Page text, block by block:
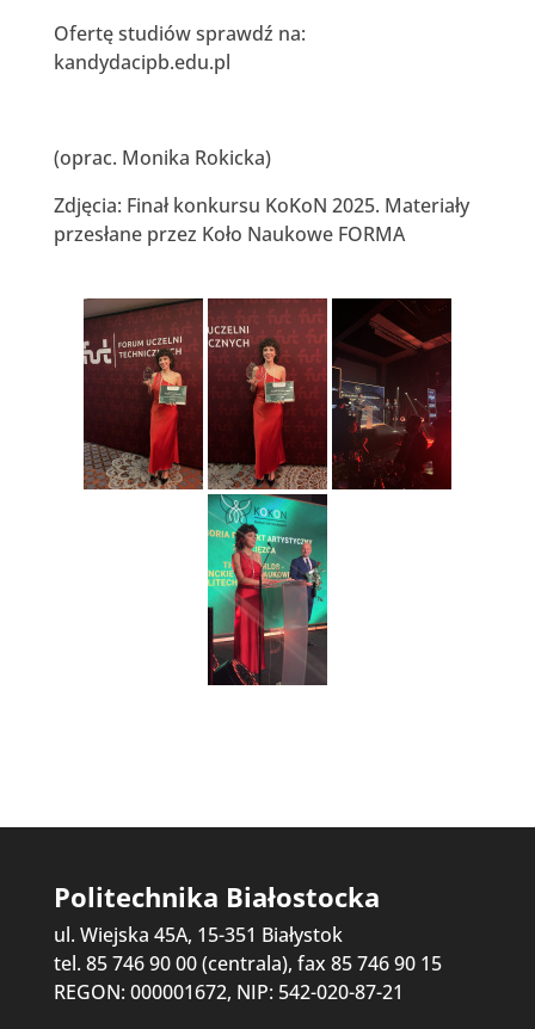
Ofertę studiów sprawdź na:
kandydacipb.edu.pl
(oprac. Monika Rokicka)
Zdjęcia: Finał konkursu KoKoN 2025. Materiały
przesłane przez Koło Naukowe FORMA
Politechnika Białostocka
ul. Wiejska 45A, 15-351 Białystok
tel. 85 746 90 00 (centrala), fax 85 746 90 15
REGON: 000001672, NIP: 542-020-87-21